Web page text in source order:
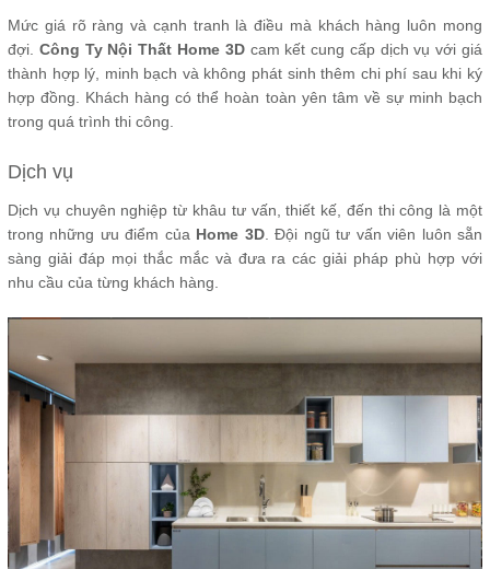
Mức giá rõ ràng và cạnh tranh là điều mà khách hàng luôn mong
đợi. Công Ty Nội Thất Home 3Dcam kết cung cấp dịch vụ với giá
thành hợp lý, minh bạch và không phát sinh thêm chi phí sau khi ký
hợp đồng. Khách hàng có thể hoàn toàn yên tâm về sự minh bạch
trong quá trình thi công.
Dịch vụ
Dịch vụ chuyên nghiệp từ khâu tư vấn, thiết kế, đến thi công là một
trong những ưu điểm của Home 3D. Đội ngũ tư vấn viên luôn sẵn
sàng giải đáp mọi thắc mắc và đưa ra các giải pháp phù hợp với
nhu cầu của từng khách hàng.